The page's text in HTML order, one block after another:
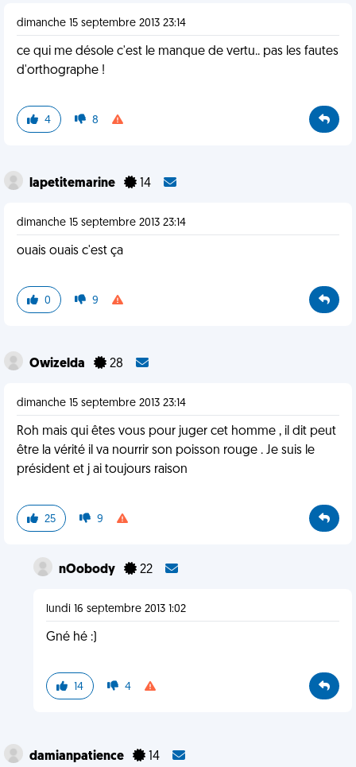
dimanche 15 septembre 2013 23:14
ce qui me désole c'est le manque de vertu.. pas les fautes
d'orthographe !
4 8
lapetitemarine 14
dimanche 15 septembre 2013 23:14
ouais ouais c'est ça
0 9
Owizelda 28
dimanche 15 septembre 2013 23:14
Roh mais qui êtes vous pour juger cet homme , il dit peut
être la vérité il va nourrir son poisson rouge . Je suis le
président et j ai toujours raison
25 9
nOobody 22
lundi 16 septembre 2013 1:02
Gné hé :)
14 4
damianpatience 14